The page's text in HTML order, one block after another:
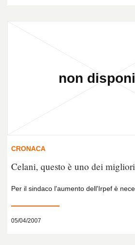
CRONACA
Celani, questo è uno dei
Per il sindaco l'aumento dell'Irpef è
05/04/2007